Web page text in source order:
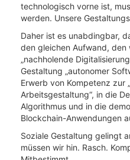
technologisch vorne ist,
werden. Unsere
Daher ist es unabdingbar,
den gleichen Aufwand, den
„nachholende
Gestaltung „autonomer
Erwerb von Kompetenz zur
Arbeitsgestaltung“, in die
Algorithmus und in die
Blockchain-Anwendungen
Soziale Gestaltung gelingt
müssen wir hin. Rasch.